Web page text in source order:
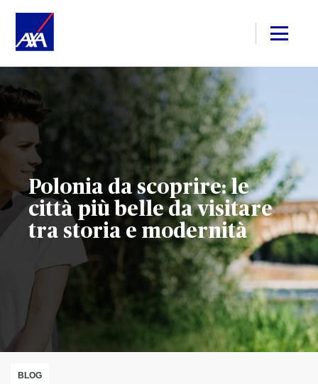
Polonia da scoprire: le
città più belle da visitare
tra storia e modernità
BLOG